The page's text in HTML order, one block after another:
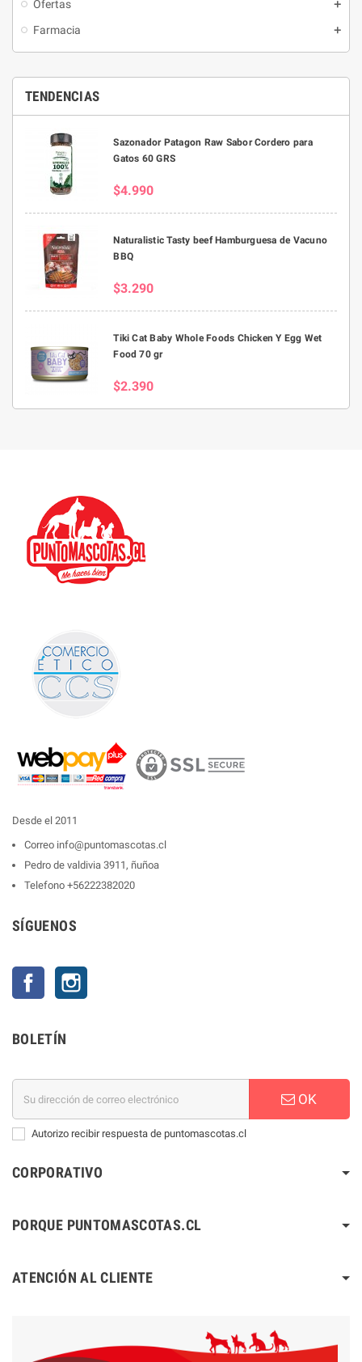
Ofertas
Farmacia
TENDENCIAS
Sazonador Patagon Raw Sabor Cordero para
Gatos 60 GRS
$4.990
Naturalistic Tasty beef Hamburguesa de Vacuno
BBQ
$3.290
Tiki Cat Baby Whole Foods Chicken Y Egg Wet
Food 70 gr
$2.390
Desde el 2011
Correo info@puntomascotas.cl
Pedro de valdivia 3911, ñuñoa
Telefono +56222382020
SÍGUENOS
Facebook
BOLETÍN
OK
Autorizo recibir respuesta de puntomascotas.cl
CORPORATIVO
PORQUE PUNTOMASCOTAS.CL
ATENCIÓN AL CLIENTE